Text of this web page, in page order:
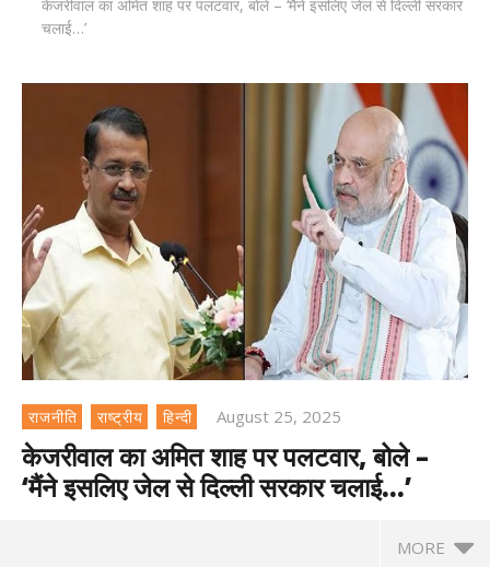
केजरीवाल का अमित शाह पर पलटवार, बोले – ‘मैंने इसलिए जेल से दिल्ली सरकार
चलाई…’
राजनीति राष्ट्रीय हिन्दी August 25, 2025
केजरीवाल का अमित शाह पर पलटवार, बोले –
‘मैंने इसलिए जेल से दिल्ली सरकार चलाई…’
MORE